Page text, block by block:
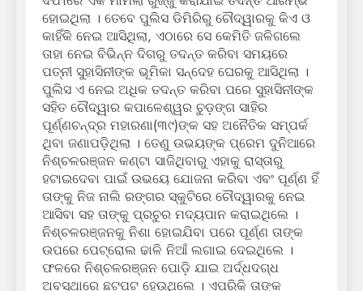
ହୋଇଥିଲା । ତେବେ ପୁଲିସ ଡିମିରିରୁ ଚୌଦ୍ୱାରକୁ କିଏ ଓ
କାହିଁକି ନେଇ ଆସିଥିଲା, ଏଠାରେ ସେ କେମିତି ଜଳିଗଲେ
ତାହା ନେଇ ବିଭିନ୍ନ ଦିଗରୁ ତଦନ୍ତ କରିବା ସମୟରେ
ପତ୍ନୀ ସୁହାସିନୀଙ୍କ ଭୂମିକା ସନ୍ଦେହ ଘେରକୁ ଆସିଥିଲା ।
ପୁଲିସ ଏ ନେଇ ଅଧିକ ତଦନ୍ତ କରିବା ପରେ ସୁହାସିନୀଙ୍କ
ସହିତ ଚୌଦ୍ୱାର କପାଳେଶ୍ୱର ଚୁଡ଼ଙ୍ଗ ସାହିର
ପୂର୍ଣ୍ଣଚନ୍ଦ୍ର ମହାରଣା(୩୯)ଙ୍କ ସହ ଅନୈତିକ ସମ୍ପର୍କ
ଥିବା ଜଣାପଡ଼ିଥିଲା । ତେଣୁ ଉଭୟଙ୍କ ପ୍ରେମ ଦୁନିଆରେ
ନିଶ୍ଚଳରଞ୍ଜନ କଣ୍ଟା ସାଜିଥିବାରୁ ଏହାକୁ ରାସ୍ତାରୁ
ହଟାଇଦେବା ପାଇଁ ଉଭୟେ ଯୋଜନା କରିବା ଏବଂ ପୂର୍ଣ୍ଣ ହିଁ
ତାଙ୍କୁ ନିଜ ନାଲି ରଙ୍ଗର ସ୍କୁଟିରେ ଚୌଦ୍ୱାରକୁ ନେଇ
ଆସିବା ସହ ତାଙ୍କୁ ପ୍ରଚୁର ମଦ୍ୟପାନ କରାଇଥିଲେ ।
ନିଶ୍ଚଳରଞ୍ଜନକୁ ନିଶା ହୋଇଯିବା ପରେ ପୂର୍ଣ୍ଣ ତାଙ୍କ
ଉପରେ ପେଟ୍ରୋଲ ଢାଳି ନିଆଁ ଲଗାଇ ଦେଇଥିଲେ ।
ଫଳରେ ନିଶ୍ଚଳରଞ୍ଜନ ପୋଡ଼ି ଯାଇ ଅର୍ଦ୍ଧଦଗ୍ଧ
ଅବସ୍ଥାରେ ଛଟପଟ ହେଉଥିଲେ । ଏପରିକି ତାଙ୍କ